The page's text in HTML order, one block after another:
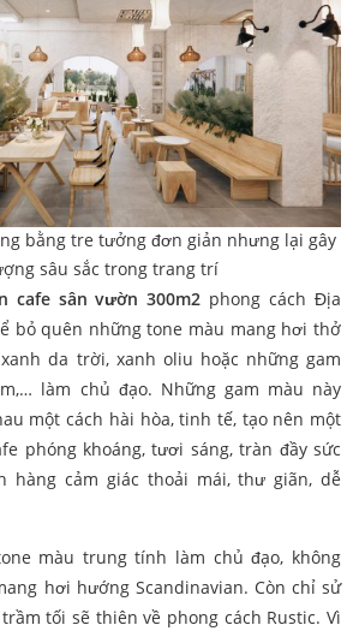
bằng tre tưởng đơn giản nhưng lại gây
sâu sắc trong trang trí
cafe sân vườn 300m2 phong cách Địa
bỏ quên những tone màu mang hơi thở
da trời, xanh oliu hoặc những gam
làm chủ đạo. Những gam màu này
một cách hài hòa, tinh tế, tạo nên một
phóng khoáng, tươi sáng, tràn đầy sức
hàng cảm giác thoải mái, thư giãn, dễ
màu trung tính làm chủ đạo, không
hơi hướng Scandinavian. Còn chỉ sử
tối sẽ thiên về phong cách Rustic. Vì